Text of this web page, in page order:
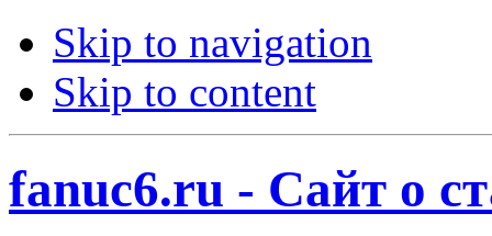
Skip to navigation
Skip to content
fanuc6.ru - Сайт о